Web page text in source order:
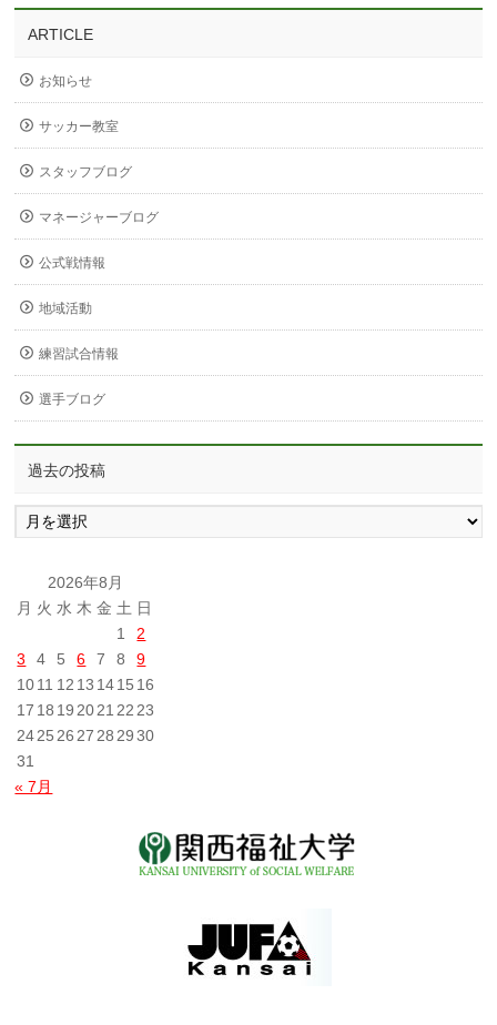
ARTICLE
お知らせ
サッカー教室
スタッフブログ
マネージャーブログ
公式戦情報
地域活動
練習試合情報
選手ブログ
過去の投稿
過
去
稿
2026年8月
月 火 水 木 金 土 日
1
2
3
4 5 6 7 8
9
1011 12 13 1415 16
17 18 19 2021 22 23
2425 26 27 28 29 30
31
« 7月